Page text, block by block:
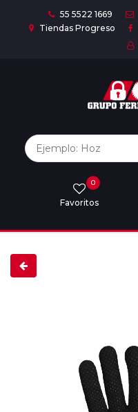
55 5522 1669
Tiendas Progreso
Favoritos
0
Marcas
Descargar